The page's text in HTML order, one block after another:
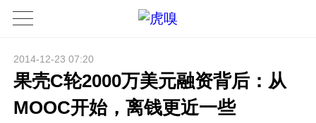
2014-12-23 07:20
果壳C轮2000万美元融资背后：从
MOOC开始，离钱更近一些